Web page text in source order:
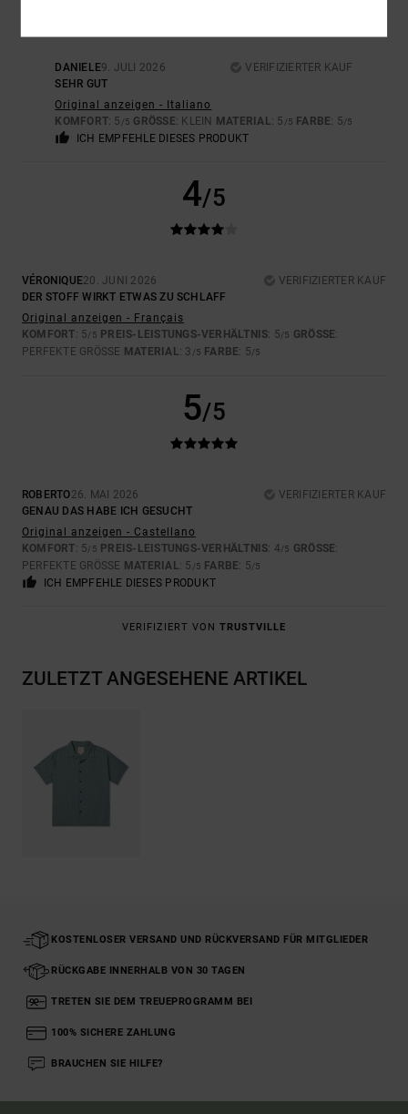
DANIELE9. JULI 2026
VERIFIZIERTER KAUF
SEHR GUT
Original anzeigen - Italiano
KOMFORT: 5 /5 GRÖSSE : KLEIN MATERIAL: 5 /5 FARBE: 5/5
ICH EMPFEHLE DIESES PRODUKT
4/5
VÉRONIQUE20. JUNI 2026
VERIFIZIERTER KAUF
DER STOFF WIRKT ETWAS ZU SCHLAFF
Original anzeigen - Français
KOMFORT: 5/5 PREIS-LEISTUNGS-VERHÄLTNIS: 5/5 GRÖSSE :
PERFEKTE GRÖSSE MATERIAL: 3 /5 FARBE: 5/5
5/5
ROBERTO26. MAI 2026
VERIFIZIERTER KAUF
GENAU DAS HABE ICH GESUCHT
Original anzeigen - Castellano
KOMFORT: 5/5 PREIS-LEISTUNGS-VERHÄLTNIS: 4/5 GRÖSSE :
PERFEKTE GRÖSSE MATERIAL: 5 /5 FARBE: 5/5
ICH EMPFEHLE DIESES PRODUKT
VERIFIZIERT VON TRUSTVILLE
ZULETZT ANGESEHENE ARTIKEL
KOSTENLOSER VERSAND UND RÜCKVERSAND FÜR MITGLIEDER
RÜCKGABE INNERHALB VON 30 TAGEN
TRETEN SIE DEM TREUEPROGRAMM BEI
100% SICHERE ZAHLUNG
BRAUCHEN SIE HILFE?